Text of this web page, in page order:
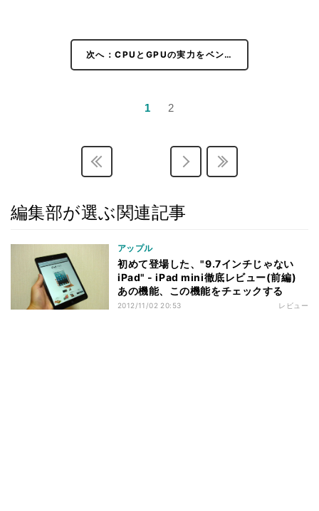
次へ：CPUとGPUの実力をベン…
1 2
編集部が選ぶ関連記事
アップル
初めて登場した、"9.7インチじゃない
iPad" - iPad mini徹底レビュー(前編)
あの機能、この機能をチェックする
2012/11/02 20:53 レビュー